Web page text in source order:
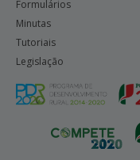
Formulários
Minutas
Tutoriais
Legislação